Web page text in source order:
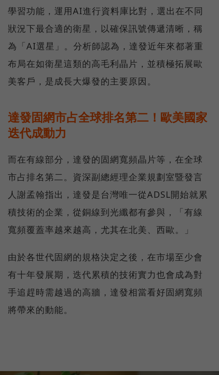
學習功能，運用AI進行資料庫比對，選出在不同
狀況下最合適的衛星，以確保訊號傳遞清晰，稱
為「AI選星」。分析師認為，達發近年來都著重
布局在如衛星這類的高毛利晶片，並積極拓展歐
美客戶，是成長大爆發的主要原因。
達發固網市占全球排名第二！歐美國家
迭代成動力
而在有線部分，達發的固網寬頻晶片等，在全球
市占排名第二。資深副總經理企業規劃室暨發言
人謝孟翰指出，達發是台灣唯一從ADSL開始就累
積技術的企業，從銅線到光纖都有參與，「有線
寬頻覆蓋率越來越高，尤其在北美、西歐。」
由於各世代固網的規格決定之後，在市場至少會
有十年發展期，迭代累積的技術實力也會成為對
手追趕時需越過的高牆，達發相當看好固網寬頻
將帶來的動能。